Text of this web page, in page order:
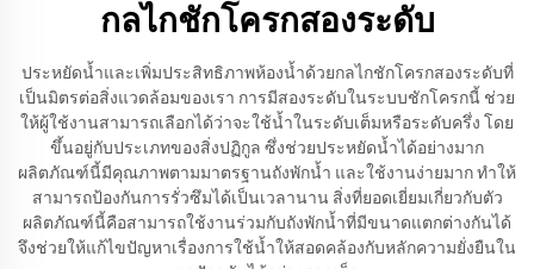
กลไกชักโครกสองระดับ
ประหยัดน้ำและเพิ่มประสิทธิภาพห้องน้ำด้วยกลไกชักโครกสองระดับที่
เป็นมิตรต่อสิ่งแวดล้อมของเรา การมีสองระดับในระบบชักโครกนี้ ช่วย
ให้ผู้ใช้งานสามารถเลือกได้ว่าจะใช้น้ำในระดับเต็มหรือระดับครึ่ง โดย
ขึ้นอยู่กับประเภทของสิ่งปฏิกูล ซึ่งช่วยประหยัดน้ำได้อย่างมาก
ผลิตภัณฑ์นี้มีคุณภาพตามมาตรฐานถังพักน้ำ และใช้งานง่ายมาก ทำให้
สามารถป้องกันการรั่วซึมได้เป็นเวลานาน สิ่งที่ยอดเยี่ยมเกี่ยวกับตัว
ผลิตภัณฑ์นี้คือสามารถใช้งานร่วมกับถังพักน้ำที่มีขนาดแตกต่างกันได้
จึงช่วยให้แก้ไขปัญหาเรื่องการใช้น้ำให้สอดคล้องกับหลักความยั่งยืนใน